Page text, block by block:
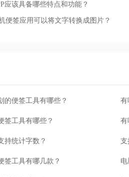
应该具备哪些特点和功能？
便签应用可以将文字转换成图片？
的便签工具有哪些？ 有
签工具有哪些？ 有
持统计字数？ 支
签工具有哪几款？